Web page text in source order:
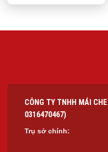
CÔNG TY TNHH MÁI
0316470467)
Trụ sở chính: